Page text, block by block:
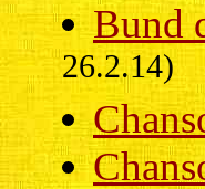
Bund
26.2.14)